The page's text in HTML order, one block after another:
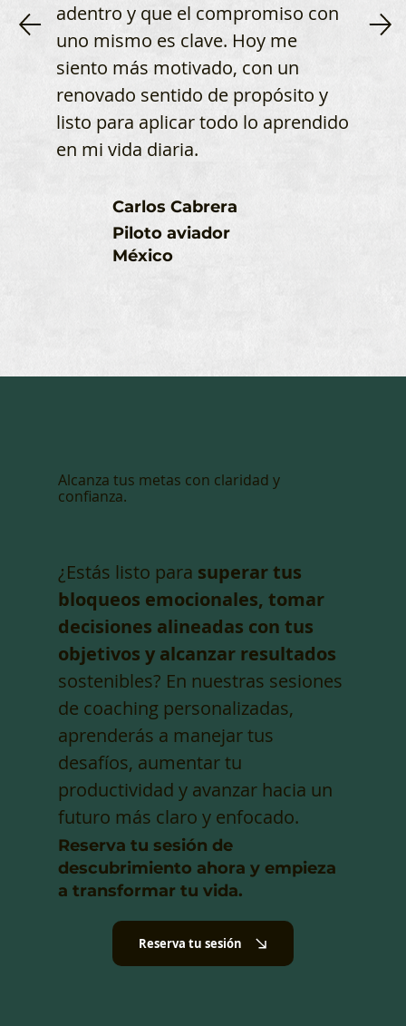
adentro y que el compromiso con
uno mismo es clave. Hoy me
siento más motivado, con un
renovado sentido de propósito y
listo para aplicar todo lo aprendido
en mi vida diaria.
Carlos Cabrera
Piloto aviador
México
Alcanza tus metas con claridad y
confianza.
¿Estás listo para superar tus
bloqueos emocionales, tomar
decisiones alineadas con tus
objetivos y alcanzar resultados
sostenibles? En nuestras sesiones
de coaching personalizadas,
aprenderás a manejar tus
desafíos, aumentar tu
productividad y avanzar hacia un
futuro más claro y enfocado.
Reserva tu sesión de
descubrimiento ahora y empieza
a transformar tu vida.
Reserva tu sesión